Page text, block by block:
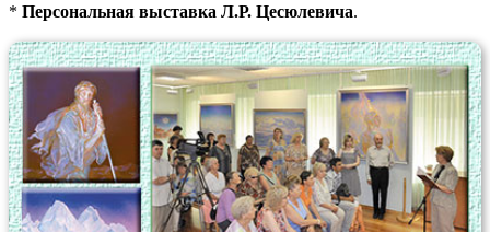
* Персональная выставка Л.Р. Цесюлевича.